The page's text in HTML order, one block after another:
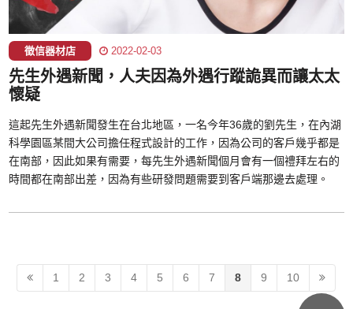
徵信器材店 2022-02-03
先生外遇新聞，人夫因為外遇行蹤詭異而讓太太
懷疑
這起先生外遇新聞發生在台北地區，一名今年36歲的劉先生，在內湖
科學園區某間大公司擔任程式設計的工作，因為公司的客戶幾乎都是
在南部，因此如果有需要，每先生外遇新聞個月會有一個禮拜左右的
時間都在南部出差，因為有些研發問題需要到客戶端那邊去處理。
1 2 3 4 5 6 7 8 9 10